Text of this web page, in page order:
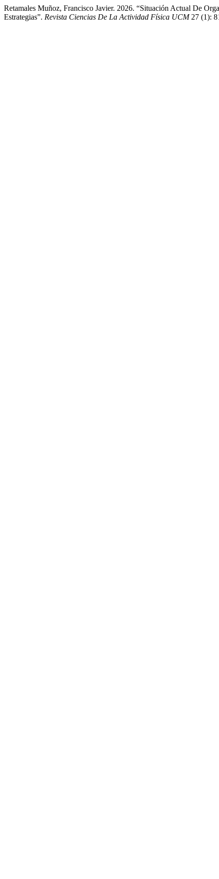
Retamales Muñoz, Francisco Javier. 2026. “Situación Actual De
Estrategias”. Revista Ciencias De La Actividad Física UCM27 (1):